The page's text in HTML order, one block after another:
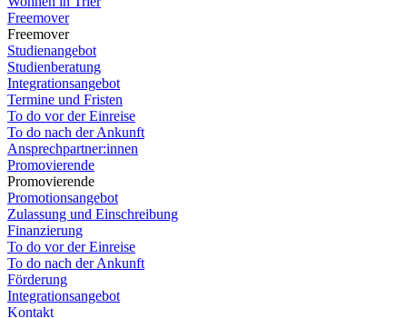
Freemover
Freemover
Studienangebot
Studienberatung
Integrationsangebot
Termine und Fristen
To do vor der Einreise
To do nach der Ankunft
Ansprechpartner:innen
Promovierende
Promovierende
Promotionsangebot
Zulassung und Einschreibung
Finanzierung
To do vor der Einreise
To do nach der Ankunft
Förderung
Integrationsangebot
Kontakt